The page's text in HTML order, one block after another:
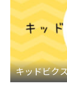
キッドビク